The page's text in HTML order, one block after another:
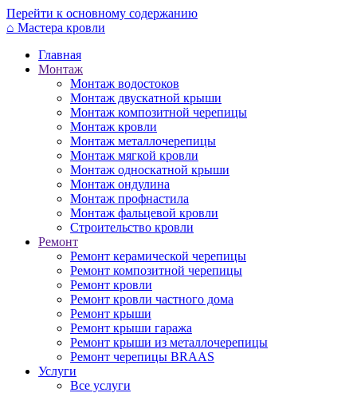
Перейти к основному содержанию
⌂ Мастера кровли
Главная
Монтаж
Монтаж водостоков
Монтаж двускатной крыши
Монтаж композитной черепицы
Монтаж кровли
Монтаж металлочерепицы
Монтаж мягкой кровли
Монтаж односкатной крыши
Монтаж ондулина
Монтаж профнастила
Монтаж фальцевой кровли
Строительство кровли
Ремонт
Ремонт керамической черепицы
Ремонт композитной черепицы
Ремонт кровли
Ремонт кровли частного дома
Ремонт крыши
Ремонт крыши гаража
Ремонт крыши из металлочерепицы
Ремонт черепицы BRAAS
Услуги
Все услуги